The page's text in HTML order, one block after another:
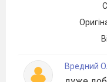
Вредний